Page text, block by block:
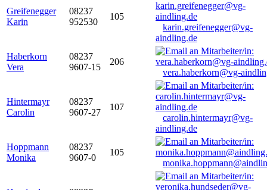
Greifenegger
Karin
08237
952530
105
karin.greifenegger@vg-
aindling.de
Haberkorn
Vera
08237
9607-15
206
vera.haberkorn@vg-
Hintermayr
Carolin
08237
9607-27
107
carolin.hintermayr@vg-
aindling.de
Hoppmann
Monika
08237
9607-0
105